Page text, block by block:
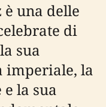
una delle
di
sua
imperiale, la
la sua